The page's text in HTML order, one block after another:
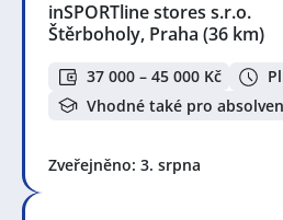
inSPORTline stores s.r.o.
Štěrboholy, Praha (36 km)
37 000 – 45 000 Kč
Vhodné také pro
Zveřejněno: 3. srpna